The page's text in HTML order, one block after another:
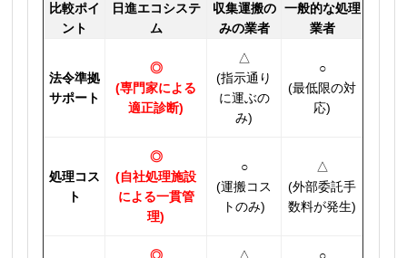
比較ポイ
ント
日進エコシステ
ム
収集運搬の
みの業者
一般的な処理
業者
法令準拠
サポート
◎
(専門家による
適正診断)
△
(指示通り
に運ぶの
み)
○
(最低限の対
応)
処理コス
ト
◎
(自社処理施設
による一貫管
理)
○
(運搬コス
トのみ)
△
(外部委託手
数料が発生)